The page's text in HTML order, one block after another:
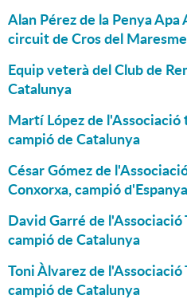
Alan Pérez de la Penya
circuit de Cros del Maresme
Equip veterà del Club de
Catalunya
Martí López de l'Associació
campió de Catalunya
César Gómez de
Conxorxa, campió d'Espanya
David Garré de
campió de Catalunya
Toni Àlvarez de
campió de Catalunya